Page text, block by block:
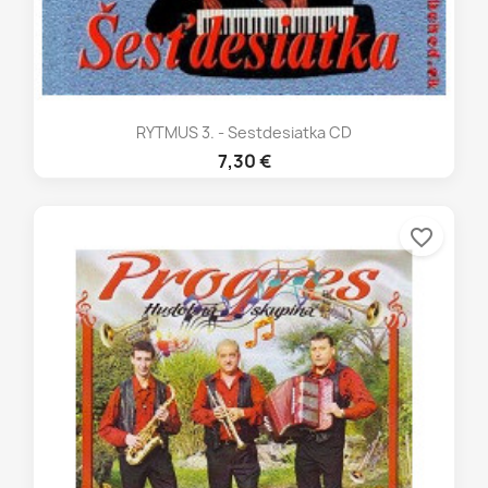
RYTMUS 3. - Sestdesiatka CD
7,30 €
favorite_border